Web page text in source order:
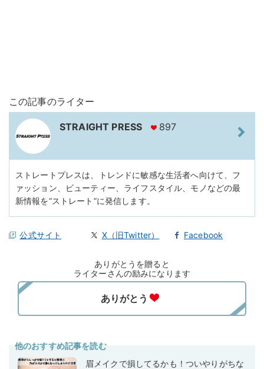
この記事のライター
STRAIGHT PRESS 897
ストレートプレスは、トレンドに敏感な生活者へ向けて、フ
ァッション、ビューティー、ライフスタイル、モノなどの最
新情報を“ストレート”に発信します。
公式サイト X（旧Twitter） Facebook
ありがとうを贈ると
ライターさんの励みになります
他のおすすめ記事を読む
眉メイクで損してるかも！ついやりがちな